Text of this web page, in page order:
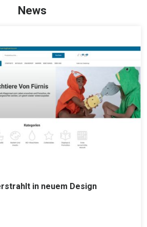
News
in neuem Design